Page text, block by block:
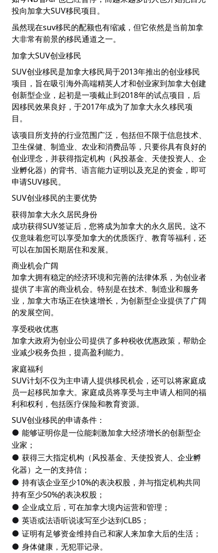
投向加拿大SUV移民项目。
虽然现在suv移民的配额也有缩减，但它依然是当前加拿
大非常有前景的移民通道之一。
加拿大SUV创业移民
SUV创业移民是加拿大移民局于2013年推出的创业移民
项目，旨在吸引海外高端精英人才和创业家到加拿大创建
创新型企业，起初是一项截止到2018年的试点项目，后
因移民效果良好，于2017年成为了加拿大永久移民项
目。
该项目所支持的行业范围广泛，包括但不限于信息技术、
卫生保健、制造业、农业和消费品等，只要你具有良好的
创业理念，并获得指定机构（风投基金、天使投资人、企
业孵化器）的背书、语言能力证明以及充足的资金，即可
申请SUV移民。
SUV创业移民的主要优势
获得加拿大永久居民身份
成功获得SUV签证后，您将成为加拿大的永久居民。这不
仅意味着您可以享受加拿大的优质医疗、教育等福利，还
可以在加国长期居住和发展。
商业机会广阔
加拿大拥有稳定的经济环境和完善的法律体系，为创业者
提供了丰富的商业机会。特别是在技术、制造业和服务
业，加拿大市场正在快速增长，为创新型企业提供了广阔
的发展空间。
享受税收优惠
加拿大政府为创业公司提供了多种税收优惠政策，帮助企
业减少税务负担，提高盈利能力。
家庭福利
SUV计划不仅为主申请人提供移民机会，还可以将家庭成
员一起移民加拿大。家庭成员将享受与主申请人相同的福
利和权利，包括医疗保险和教育资源。
SUV创业移民的申请条件：
● 能够证明你是一位能刺激加拿大经济增长的创新型企
业家；
● 获得三大指定机构（风投基金、天使投资人、企业孵
化器）之一的支持信；
● 持有该企业至少10%的表决权股，并与指定机构共同
持有至少50%的表决权股；
● 企业成立后，可在加拿大境内运营和管理；
● 英语或法语听说读写至少达到CLB5；
● 证明有足够资金维持自己和家人来加拿大后的生活；
● 身体健康，无犯罪记录。